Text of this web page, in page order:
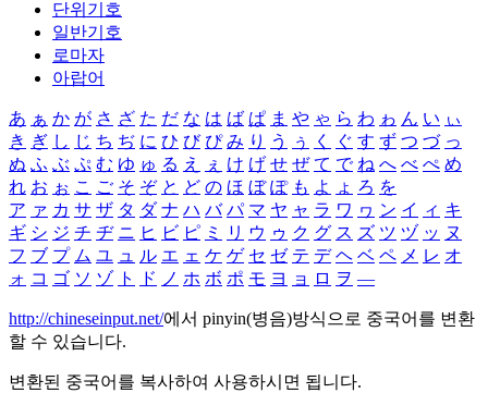
단위기호
일반기호
로마자
아랍어
あ ぁ か が さ ざ た だ な は ば ぱ ま や ゃ ら わ ゎ ん い ぃ
き ぎ し じ ち ぢ に ひ び ぴ み り う ぅ く ぐ す ず つ づ っ
ぬ ふ ぶ ぷ む ゆ ゅ る え ぇ け げ せ ぜ て で ね へ べ ぺ め
れ お ぉ こ ご そ ぞ と ど の ほ ぼ ぽ も よ ょ ろ を
ア ァ カ サ ザ タ ダ ナ ハ バ パ マ ヤ ャ ラ ワ ヮ ン イ ィ キ
ギ シ ジ チ ヂ ニ ヒ ビ ピ ミ リ ウ ゥ ク グ ス ズ ツ ヅ ッ ヌ
フ ブ プ ム ユ ュ ル エ ェ ケ ゲ セ ゼ テ デ ヘ ベ ペ メ レ オ
ォ コ ゴ ソ ゾ ト ド ノ ホ ボ ポ モ ヨ ョ ロ ヲ ―
http://chineseinput.net/에서 pinyin(병음)방식으로 중국어를 변환
할 수 있습니다.
변환된 중국어를 복사하여 사용하시면 됩니다.